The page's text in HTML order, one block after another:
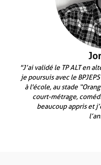
"J’ai validé le TP ALT en
je poursuis avec le
à l'école, au stade
court-métrage,
beaucoup appris et